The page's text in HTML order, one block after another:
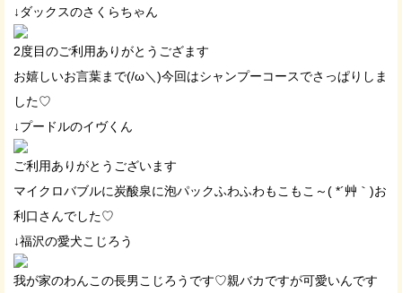
↓ダックスのさくらちゃん
2度目のご利用ありがとうござます
お嬉しいお言葉まで(/ω＼)今回はシャンプーコースでさっぱりしま
した♡
↓プードルのイヴくん
ご利用ありがとうございます
マイクロバブルに炭酸泉に泡パックふわふわもこもこ～( *´艸｀)お
利口さんでした♡
↓福沢の愛犬こじろう
我が家のわんこの長男こじろうです♡親バカですが可愛いんです